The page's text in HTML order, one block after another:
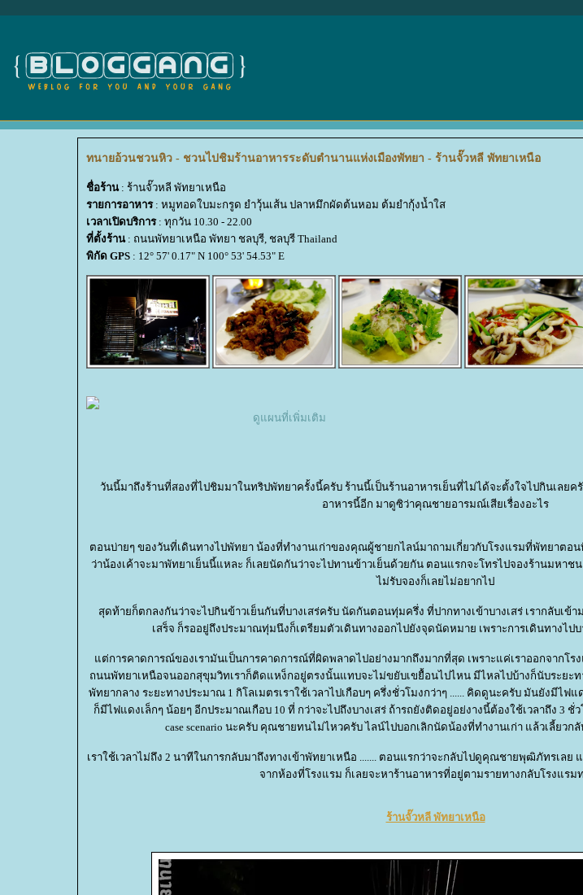
ทนายอ้วนชวนหิว - ชวนไปชิมร้านอาหารระดับตำนานแห่งเมืองพัทยา - ร้านจั๊วหลี พัทยาเหนือ
ชื่อร้าน: ร้านจั๊วหลี พัทยาเหนือ
รายการอาหาร: หมูทอดใบมะกรูด ยำวุ้นเส้น ปลาหมึกผัดต้นหอม ต้มยำกุ้งน้ำใส
เวลาเปิดบริการ: ทุกวัน 10.30 - 22.00
ที่ตั้งร้าน: ถนนพัทยาเหนือ พัทยา ชลบุรี, ชลบุรี Thailand
พิกัด GPS : 12° 57' 0.17" N 100° 53' 54.53" E
ดูแผนที่เพิ่มเติม
วันนี้มาถึงร้านที่สองที่ไปชิมมาในทริปพัทยาครั้งนี้ครับ ร้านนี้เป็นร้านอาหารเย็นที่ไม่ได้จะตั้งใจไปกินเลย
อาหารนี้อีก มาดูซิว่าคุณชายอารมณ์เสียเรื่องอะไร
ตอนบ่ายๆ ของวันที่เดินทางไปพัทยา น้องที่ทำงานเก่าของคุณผู้ชายกไลน์มาถามเกี่ยวกับโรงแรมที่พัทยาตอ
ว่าน้องเค้าจะมาพัทยาเย็นนี้แหละ ก็เลยนัดกันว่าจะไปทานข้าวเย็นด้วยกัน ตอนแรกจะโทรไปจองร้านมหาช
ไม่รับจองก็เลยไม่อยากไป
สุดท้ายก็ตกลงกันว่าจะไปกินข้าวเย็นกันที่บางเสร่ครับ นัดกันตอนทุ่มครึ่ง ที่ปากทางเข้าบางเสร่ เรากลับเข้า
เสร็จ ก็รออยู่ถึงประมาณทุ่มนึงก็เตรียมตัวเดินทางออกไปยังจุดนัดหมาย เพราะการเดินทางไปบ
ต่การคาดการณ์ของเรามันเป็นการคาดการณ์ที่ผิดพลาดไปอย่างมากถึงมากที่สุด เพราะแค่เราออกจากโร
ถนนพัทยาเหนือจนออกสุขุมวิทเราก็ติดแหง็กอยู่ตรงนั้นแทบจะไม่ขยับเขยื้อนไปไหน มีไหลไปบ้างก็นับระยะ
พัทยากลาง ระยะทางประมาณ 1 กิโลเมตรเราใช้เวลาไปเกือบๆ ครึ่งชั่วโมงกว่าๆ ...... คิดดูนะครับ มันยังมีไ
ก็มีไฟแดงเล็กๆ น้อยๆ อีกประมาณเกือบ 10 ที่ กว่าจะไปถึงบางเสร่ ถ้ารถยังติดอยู่อย่งางนี้ต้องใช้เวลาถึง 3 ชั่
case scenario นะครับ คุณชายทนไม่ไหวครับ ไลน์ไปบอกเลิกนัดน้องที่ทำงานเก่า แล้วเลี้ยวกลั
เราใช้เวลาไม่ถึง 2 นาทีในการกลับมาถึงทางเข้าพัทยาเหนือ ....... ตอนแรกว่าจะกลับไปดูคุณชายพุฒิภัทรเล
จากห้องที่โรงแรม ก็เลยจะหาร้านอาหารที่อยู่ตามรายทางกลับโรงแรม
ร้านจั๊วหลี พัทยาเหนือ